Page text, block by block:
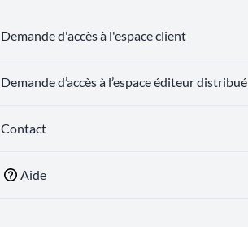
Demande d'accès à l'espace client
Demande d’accès à l’espace éditeur distribué
Contact
Aide